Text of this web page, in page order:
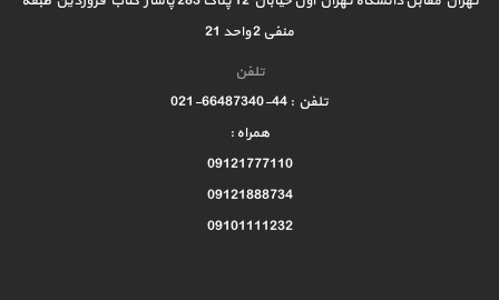
منفی 2 واحد 21
تلفن
تلفن : 44-66487340-021
همراه :
09121777110
09121888734
09101111232